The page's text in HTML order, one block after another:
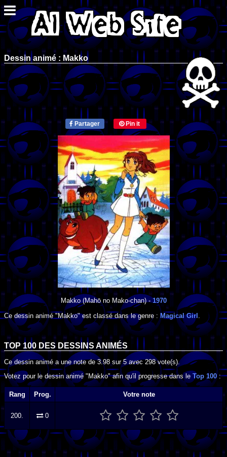
Dessin animé : Makko
Partager Pin it
Makko(Mahō no Mako-chan) - 1970
Ce dessin animé "Makko" est classé dans le genre :Magical Girl
TOP 100 DES DESSINS ANIMÉS
Ce dessin animé a une note de3.98 sur5 avec298vote(s).
Votez pour le dessin animé "Makko" afin qu'il progresse dans le Top 100:
Rang Prog. Votre note
200. 0